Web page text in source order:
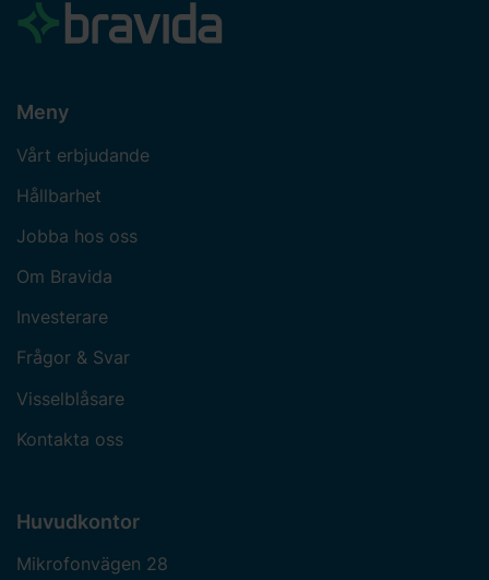
Meny
Vårt erbjudande
Hållbarhet
Jobba hos oss
Om Bravida
Investerare
Frågor & Svar
Visselblåsare
Kontakta oss
Huvudkontor
Mikrofonvägen 28